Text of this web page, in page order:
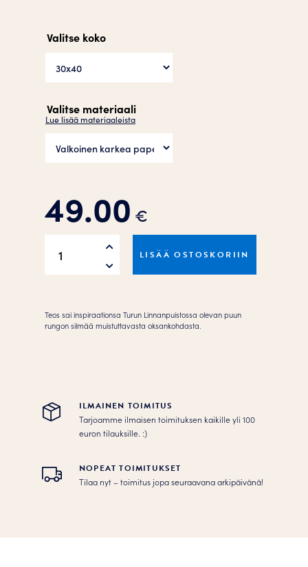
Valitse koko
Valitse materiaali
Lue lisää materiaaleista
49.00 €
Juliste
LISÄÄ OSTOSKORIIN
Teos sai inspiraationsa Turun Linnanpuistossa olevan puun
rungon silmää muistuttavasta oksankohdasta.
ILMAINEN TOIMITUS
Tarjoamme ilmaisen toimituksen kaikille yli 100
euron tilauksille. :­­)
NOPEAT TOIMITUKSET
Tilaa nyt – toimitus jopa seuraavana arkipäivänä!